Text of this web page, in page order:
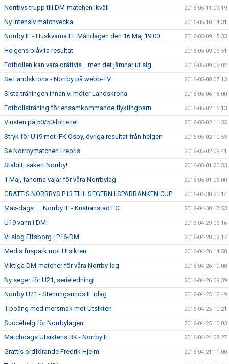
Norrbys trupp till DM-matchen ikväll 2016-05-11 09:19
Ny intensiv matchvecka 2016-05-10 14:31
Norrby IF - Huskvarna FF Måndagen den 16 Maj 19.00 2016-05-09 15:33
Helgens blåvita resultat 2016-05-09 09:51
Fotbollen kan vara orättvis....men det jämnar ut sig. 2016-05-09 08:02
Se Landskrona - Norrby på webb-TV 2016-05-08 07:13
Sista träningen innan vi möter Landskrona 2016-05-06 18:00
Fotbollsträning för ensamkommande flyktingbarn 2016-05-02 15:13
Vinsten på 50/50-lotteriet 2016-05-02 11:35
Stryk för U19 mot IFK Osby, övriga resultat från helgen 2016-05-02 10:59
Se Norrbymatchen i repris 2016-05-02 09:41
Stabilt, säkert Norrby! 2016-05-01 20:53
1 Maj, fanorna vajar för våra Norrbylag 2016-05-01 06:00
GRATTIS NORRBYS P13 TILL SEGERN I SPARBANKEN CUP 2016-04-30 20:14
Max-dags......Norrby IF - Kristianstad FC 2016-04-30 17:53
U19 vann i DM! 2016-04-29 09:16
Vi slog Elfsborg i P16-DM 2016-04-28 09:17
Medis frispark mot Utsikten 2016-04-26 14:58
Viktiga DM-matcher för våra Norrby-lag 2016-04-26 10:08
Ny seger för U21, serieledning! 2016-04-26 09:39
Norrby U21 - Stenungsunds IF idag 2016-04-25 12:49
1 poäng med mersmak mot Utsikten 2016-04-25 10:21
Succéhelg för Norrbylagen 2016-04-25 10:03
Matchdags Utsiktens BK - Norrby IF 2016-04-24 08:27
Grattis ordförande Fredrik Hjelm 2016-04-21 11:00